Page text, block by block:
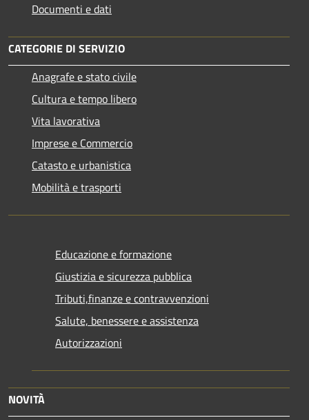
Documenti e dati
CATEGORIE DI SERVIZIO
Anagrafe e stato civile
Cultura e tempo libero
Vita lavorativa
Imprese e Commercio
Catasto e urbanistica
Mobilità e trasporti
Educazione e formazione
Giustizia e sicurezza pubblica
Tributi,finanze e contravvenzioni
Salute, benessere e assistenza
Autorizzazioni
NOVITÀ